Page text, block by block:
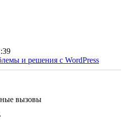
и решения с WordPress
вызовы